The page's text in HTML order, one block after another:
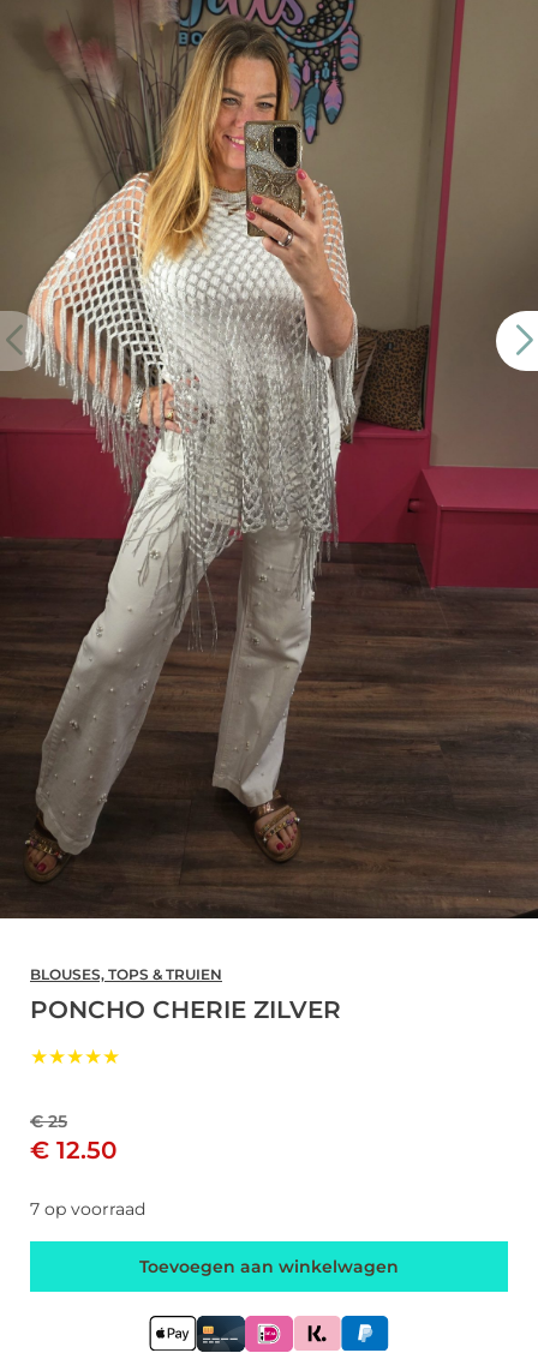
BLOUSES, TOPS & TRUIEN
PONCHO CHERIE ZILVER
★★★★★
€ 25
€ 12.50
7 op voorraad
Toevoegen aan winkelwagen